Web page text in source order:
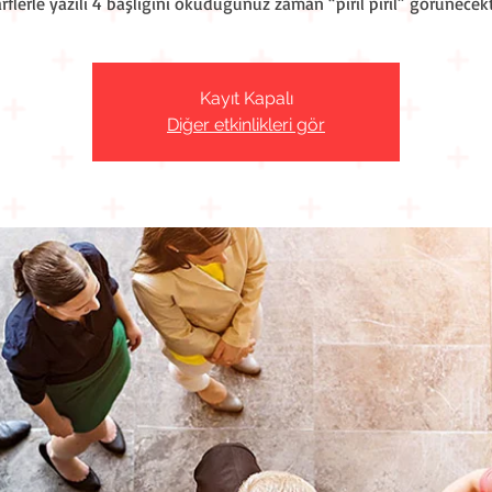
Kayıt Kapalı
Diğer etkinlikleri gör